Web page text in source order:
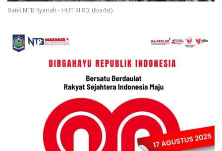
Bank NTB Syariah - HUT RI 80. (Iba/Ist)